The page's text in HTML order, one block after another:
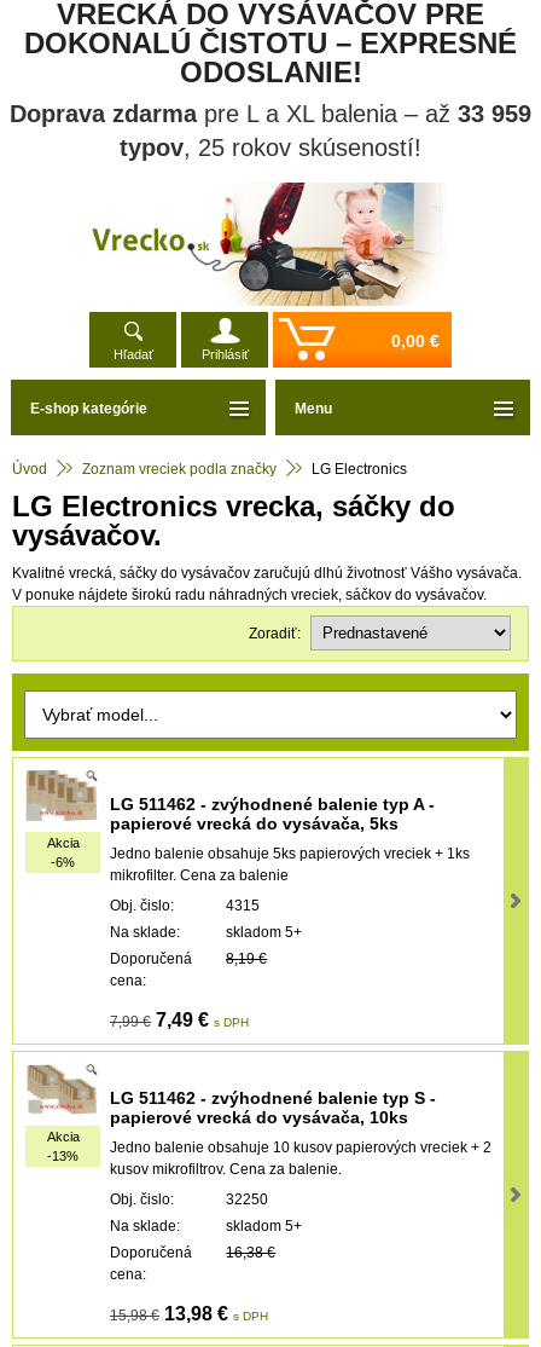
VRECKÁ DO VYSÁVAČOV PRE
DOKONALÚ ČISTOTU – EXPRESNÉ
ODOSLANIE!
Doprava zdarmapre L a XL balenia – až 33 959
typov, 25 rokov skúseností!
Hľadať Prihlásiť
0,00 €
Úvod Zoznam vreciek podla značky LG Electronics
LG Electronics vrecka, sáčky do
vysávačov.
Kvalitné vrecká, sáčky do vysávačov zaručujú dlhú životnosť Vášho vysávača.
V ponuke nájdete širokú radu náhradných vreciek, sáčkov do vysávačov.
Zoradiť:
Akcia
-6%
LG 511462 - zvýhodnené balenie typ A -
papierové vrecká do vysávača, 5ks
Jedno balenie obsahuje 5ks papierových vreciek + 1ks
mikrofilter. Cena za balenie
Obj. čislo:
4315
Na sklade:
skladom 5+
Doporučená
cena:
8,19 €
7,99 € 7,49 € s DPH
Akcia
-13%
LG 511462 - zvýhodnené balenie typ S -
papierové vrecká do vysávača, 10ks
Jedno balenie obsahuje 10 kusov papierových vreciek + 2
kusov mikrofiltrov. Cena za balenie.
Obj. čislo:
32250
Na sklade:
skladom 5+
Doporučená
cena:
16,38 €
15,98 € 13,98 € s DPH
E-shop kategórie Menu